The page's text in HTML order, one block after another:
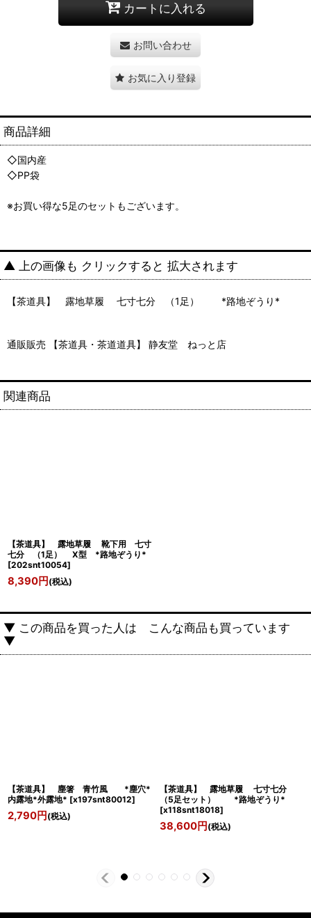
カートに入れる
お問い合わせ
お気に入り登録
商品詳細
◇国内産
◇PP袋
※お買い得な5足のセットもございます。
▲ 上の画像も クリックすると 拡大されます
【茶道具】 露地草履 七寸七分 （1足） *路地ぞうり*
通販販売 【茶道具・茶道道具】 静友堂 ねっと店
関連商品
【茶道具】 露地草履 靴下用 七寸
七分 （1足） X型 *路地ぞうり*
[202snt10054]
8,390円 (税込)
▼ この商品を買った人は こんな商品も買っています
▼
【茶道具】 塵箸 青竹風 *塵穴*
内露地*外露地* [x197snt80012]
2,790円 (税込)
【茶道具】 露地草履 七寸七分
（5足セット） *路地ぞうり*
[x118snt18018]
38,600円 (税込)